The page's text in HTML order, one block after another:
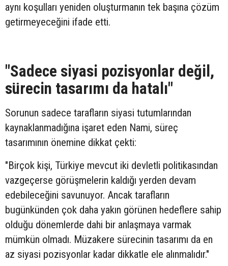
aynı koşulları yeniden oluşturmanın tek başına çözüm
getirmeyeceğini ifade etti.
"Sadece siyasi pozisyonlar değil,
sürecin tasarımı da hatalı"
Sorunun sadece tarafların siyasi tutumlarından
kaynaklanmadığına işaret eden Nami, süreç
tasarımının önemine dikkat çekti:
"Birçok kişi, Türkiye mevcut iki devletli politikasından
vazgeçerse görüşmelerin kaldığı yerden devam
edebileceğini savunuyor. Ancak tarafların
bugünkünden çok daha yakın görünen hedeflere sahip
olduğu dönemlerde dahi bir anlaşmaya varmak
mümkün olmadı. Müzakere sürecinin tasarımı da en
az siyasi pozisyonlar kadar dikkatle ele alınmalıdır."